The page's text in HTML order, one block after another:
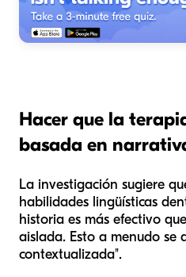
Hacer que la
basada en
La investigación sugiere
habilidades lingüísticas
historia es más efectivo
aislada. Esto a menudo se
contextualizada".